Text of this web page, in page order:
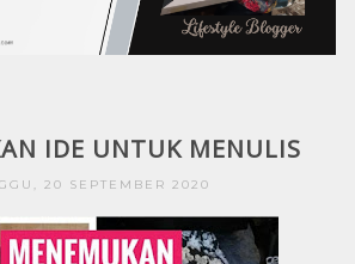
IDE UNTUK MENULIS
20 SEPTEMBER 2020